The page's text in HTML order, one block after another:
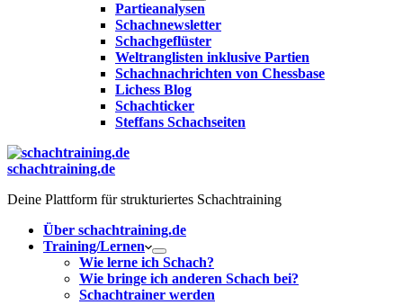
Partieanalysen
Schachnewsletter
Schachgeflüster
Weltranglisten inklusive Partien
Schachnachrichten von Chessbase
Lichess Blog
Schachticker
Steffans Schachseiten
schachtraining.de
Deine Plattform für strukturiertes Schachtraining
Über schachtraining.de
Training/Lernen
Wie lerne ich Schach?
Wie bringe ich anderen Schach bei?
Schachtrainer werden